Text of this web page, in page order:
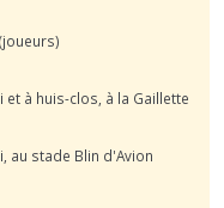
et à huis-clos, à la Gaillette
au stade Blin d'Avion